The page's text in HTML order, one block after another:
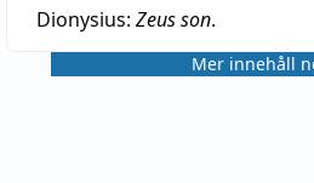
Dionysius: Zeus son.
Mer innehåll